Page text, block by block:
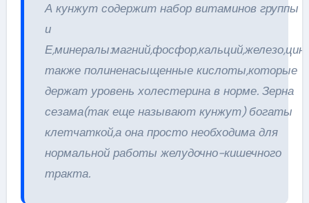
А кунжут содержит набор витаминов группы В
и
также полиненасыщенные кислоты,которые
держат уровень холестерина в норме. Зерна
сезама(так еще называют кунжут) богаты
клетчаткой,а она просто необходима для
нормальной работы желудочно-кишечного
тракта.